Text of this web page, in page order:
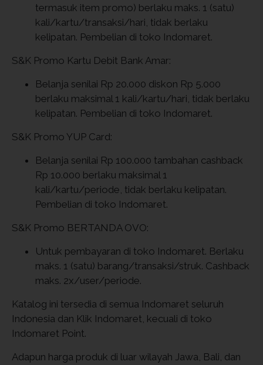
termasuk item promo) berlaku maks. 1 (satu)
kali/kartu/transaksi/hari, tidak berlaku
kelipatan. Pembelian di toko Indomaret.
S&K Promo Kartu Debit Bank Amar:
Belanja senilai Rp 20.000 diskon Rp 5.000
berlaku maksimal 1 kali/kartu/hari, tidak berlaku
kelipatan. Pembelian di toko Indomaret.
S&K Promo YUP Card:
Belanja senilai Rp 100.000 tambahan cashback
Rp 10.000 berlaku maksimal 1
kali/kartu/periode, tidak berlaku kelipatan.
Pembelian di toko Indomaret.
S&K Promo BERTANDA OVO:
Untuk pembayaran di toko Indomaret. Berlaku
maks. 1 (satu) barang/transaksi/struk. Cashback
maks. 2x/user/periode.
Katalog ini tersedia di semua Indomaret seluruh
Indonesia dan Klik Indomaret, kecuali di toko
Indomaret Point.
Adapun harga produk di luar wilayah Jawa, Bali, dan